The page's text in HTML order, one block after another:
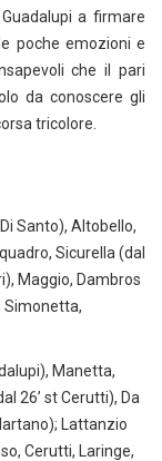
a firmare
poche emozioni e
che il pari
da conoscere gli
tricolore.
Santo), Altobello,
Sicurella (dal
Maggio, Dambros
Simonetta,
Manetta,
26’ st Cerutti), Da
Lattanzio
Cerutti, Laringe,